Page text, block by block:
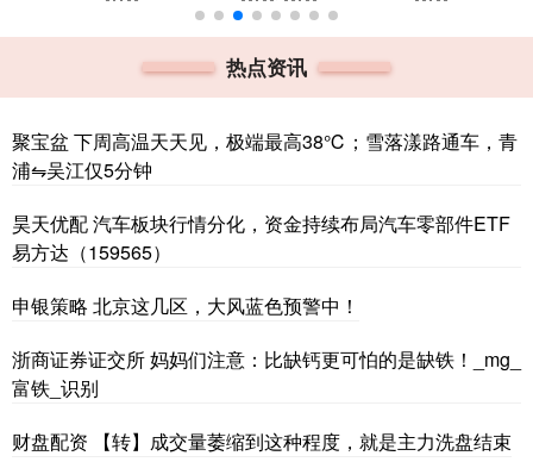
热点资讯
聚宝盆 下周高温天天见，极端最高38℃；雪落漾路通车，青
浦⇋吴江仅5分钟
昊天优配 汽车板块行情分化，资金持续布局汽车零部件ETF
易方达（159565）
申银策略 北京这几区，大风蓝色预警中！
浙商证券证交所 妈妈们注意：比缺钙更可怕的是缺铁！_mg_
富铁_识别
财盘配资 【转】成交量萎缩到这种程度，就是主力洗盘结束